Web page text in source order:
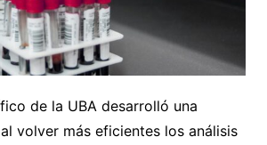
de la UBA desarrolló una
volver más eficientes los análisis